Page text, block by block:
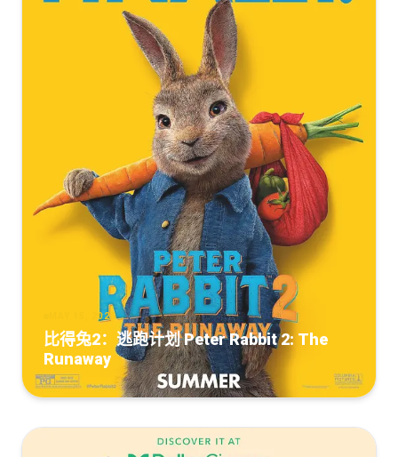
MAY 15, 2026
比得兔2：逃跑计划 Peter Rabbit 2: The
Runaway